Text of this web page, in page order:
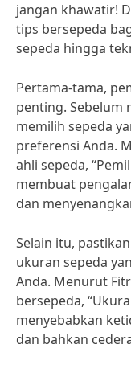
jangan khawatir!
tips bersepeda
sepeda hingga
Pertama-tama,
penting. Sebelum
memilih sepeda
preferensi Anda.
ahli sepeda,
membuat
dan
Selain itu,
ukuran sepeda
Anda. Menurut
bersepeda,
menyebabkan
dan bahkan